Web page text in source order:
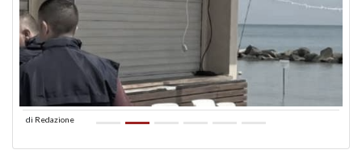
di Redazione